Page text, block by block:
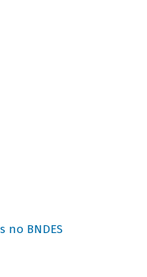
no BNDES